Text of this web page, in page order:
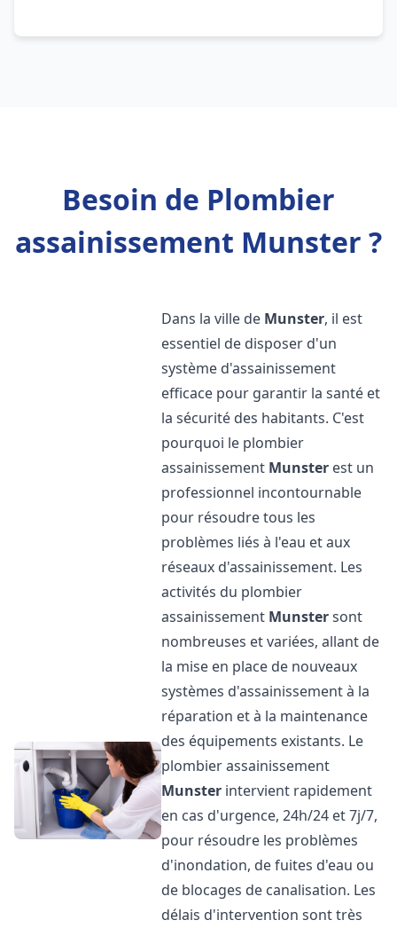
Besoin de Plombier
assainissement Munster ?
Dans la ville de Munster, il est
essentiel de disposer d'un
système d'assainissement
efficace pour garantir la santé et
la sécurité des habitants. C'est
pourquoi le plombier
assainissement Munster est un
professionnel incontournable
pour résoudre tous les
problèmes liés à l'eau et aux
réseaux d'assainissement. Les
activités du plombier
assainissement Munstersont
nombreuses et variées, allant de
la mise en place de nouveaux
systèmes d'assainissement à la
réparation et à la maintenance
des équipements existants. Le
plombier assainissement
Munster intervient rapidement
en cas d'urgence, 24h/24 et 7j/7,
pour résoudre les problèmes
d'inondation, de fuites d'eau ou
de blocages de canalisation. Les
délais d'intervention sont très